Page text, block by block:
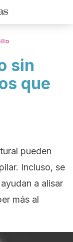
sin
que
pueden
Incluso, se
a alisar
más al